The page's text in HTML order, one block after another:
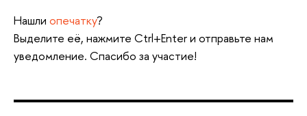
Нашли опечатку?
Выделите её, нажмите Ctrl+Enter и отправьте нам
уведомление. Спасибо за участие!